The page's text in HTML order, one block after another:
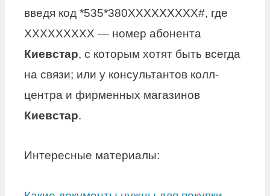
введя код *535*380ХХХХХХХХХ#, где
ХХХХХХХХХ — номер абонента
Киевстар, с которым хотят быть всегда
на связи; или у консультантов колл-
центра и фирменных магазинов
Киевстар.
Интересные материалы: